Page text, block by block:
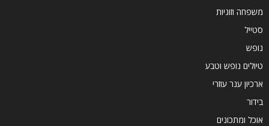
משפחה וזוגיות
סטייל
נופש
טיולים נופש וטבע
ארכיון ענר עוזרי
בידור
אוכל ומתכונים